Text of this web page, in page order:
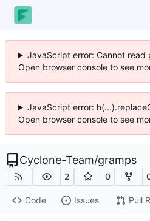
JavaScript error: Cannot
Open browser console to see
JavaScript error:
Open browser console to see
Cyclone-Team/gramps
2 0
Code Issues Pull